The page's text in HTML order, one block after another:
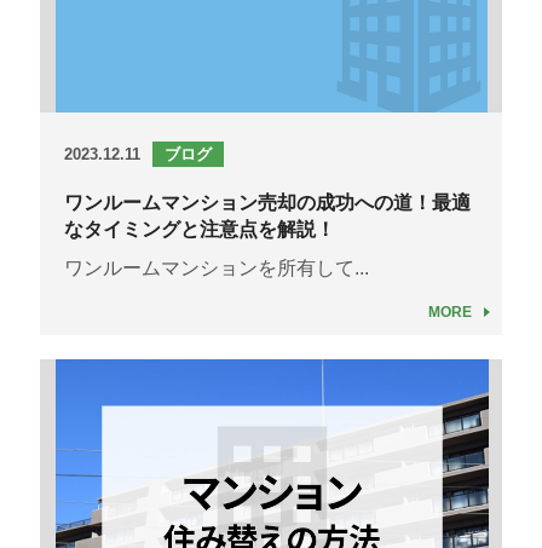
2023.12.11 ブログ
ワンルームマンション売却の成功への道！最適
なタイミングと注意点を解説！
ワンルームマンションを所有して...
MORE